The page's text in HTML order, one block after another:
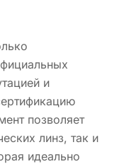
и
позволяет
линз, так и
идеально